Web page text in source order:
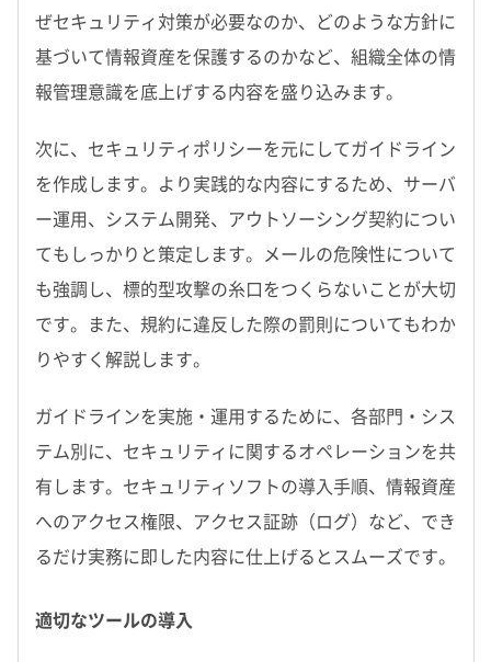
ぜセキュリティ対策が必要なのか、どのような方針に
基づいて情報資産を保護するのかなど、組織全体の情
報管理意識を底上げする内容を盛り込みます。
次に、セキュリティポリシーを元にしてガイドライン
を作成します。より実践的な内容にするため、サーバ
ー運用、システム開発、アウトソーシング契約につい
てもしっかりと策定します。メールの危険性について
も強調し、標的型攻撃の糸口をつくらないことが大切
です。また、規約に違反した際の罰則についてもわか
りやすく解説します。
ガイドラインを実施・運用するために、各部門・シス
テム別に、セキュリティに関するオペレーションを共
有します。セキュリティソフトの導入手順、情報資産
へのアクセス権限、アクセス証跡（ログ）など、でき
るだけ実務に即した内容に仕上げるとスムーズです。
適切なツールの導入